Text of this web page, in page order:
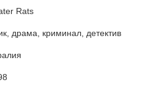
Rats
драма, криминал, детектив